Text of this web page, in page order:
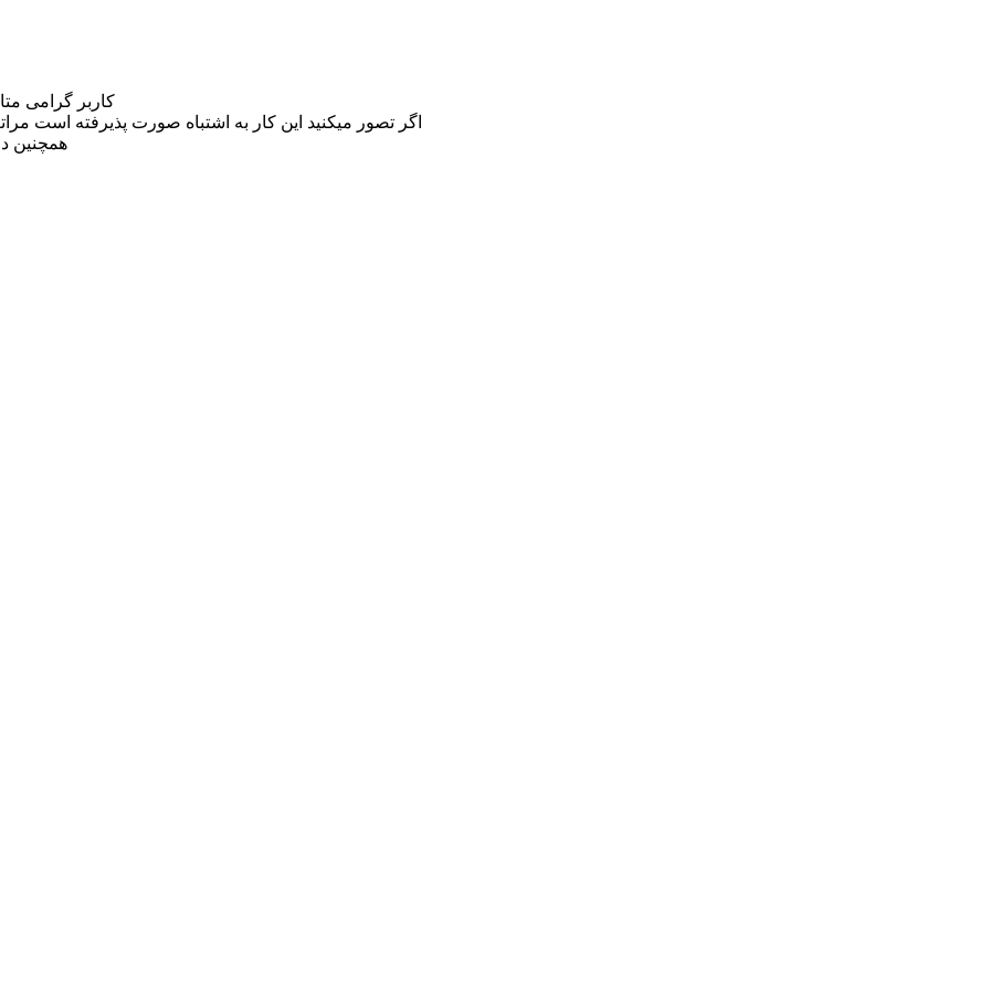
کاربر گرامی
اگر تصور میکنید این کار به اشتباه صورت پذیرفته است مراتب این مسئله را
همچنین